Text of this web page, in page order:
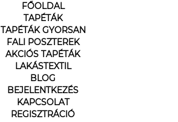
FŐOLDAL
TAPÉTÁK
TAPÉTÁK GYORSAN
FALI POSZTEREK
AKCIÓS TAPÉTÁK
LAKÁSTEXTIL
BLOG
BEJELENTKEZÉS
KAPCSOLAT
REGISZTRÁCIÓ